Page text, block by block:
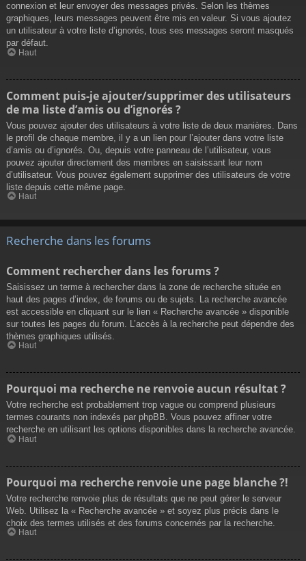
connexion et leur envoyer des messages privés. Selon les thèmes
graphiques, leurs messages peuvent être mis en valeur. Si vous ajoutez
un utilisateur à votre liste d’ignorés, tous ses messages seront masqués
par défaut.
Haut
Comment puis-je ajouter/supprimer des utilisateurs
de ma liste d’amis ou d’ignorés ?
Vous pouvez ajouter des utilisateurs à votre liste de deux manières. Dans
le profil de chaque membre, il y a un lien pour l’ajouter dans votre liste
d’amis ou d’ignorés. Ou, depuis votre panneau de l’utilisateur, vous
pouvez ajouter directement des membres en saisissant leur nom
d’utilisateur. Vous pouvez également supprimer des utilisateurs de votre
liste depuis cette même page.
Haut
Recherche dans les forums
Comment rechercher dans les forums ?
Saisissez un terme à rechercher dans la zone de recherche située en
haut des pages d’index, de forums ou de sujets. La recherche avancée
est accessible en cliquant sur le lien « Recherche avancée » disponible
sur toutes les pages du forum. L’accès à la recherche peut dépendre des
thèmes graphiques utilisés.
Haut
Pourquoi ma recherche ne renvoie aucun résultat ?
Votre recherche est probablement trop vague ou comprend plusieurs
termes courants non indexés par phpBB. Vous pouvez affiner votre
recherche en utilisant les options disponibles dans la recherche avancée.
Haut
Pourquoi ma recherche renvoie une page blanche ?!
Votre recherche renvoie plus de résultats que ne peut gérer le serveur
Web. Utilisez la « Recherche avancée » et soyez plus précis dans le
choix des termes utilisés et des forums concernés par la recherche.
Haut